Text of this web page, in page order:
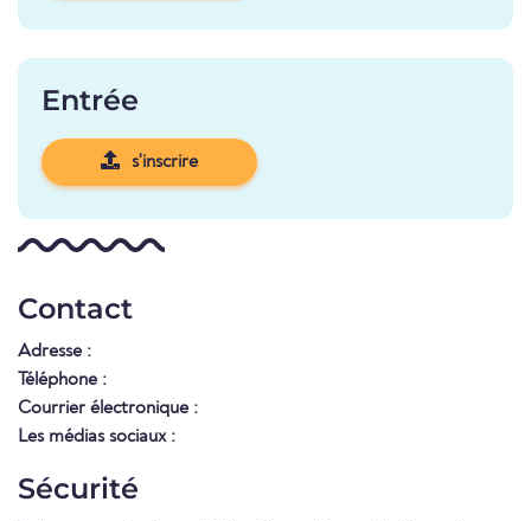
Entrée
s'inscrire
Contact
Adresse :
Téléphone :
Courrier électronique :
Les médias sociaux :
Sécurité